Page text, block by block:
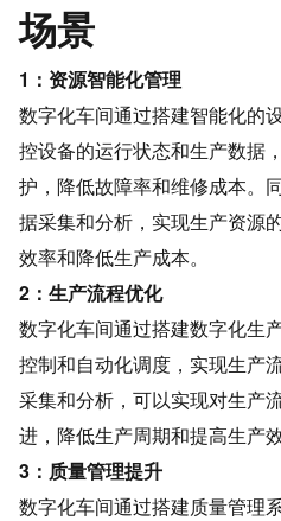
场景
1：资源智能化管理
数字化车间通过搭建智能化的
控设备的运行状态和生产数据
护，降低故障率和维修成本。
据采集和分析，实现生产资源
效率和降低生产成本。
2：生产流程优化
数字化车间通过搭建数字化生
控制和自动化调度，实现生产
采集和分析，可以实现对生产
进，降低生产周期和提高生产效
3：质量管理提升
数字化车间通过搭建质量管理